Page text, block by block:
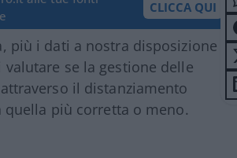
CLICCA QUI
più i dati a nostra disposizione
se la gestione delle
il distanziamento
quella più corretta o meno.